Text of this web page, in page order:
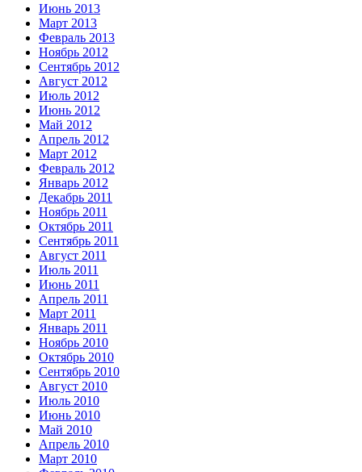
Июнь 2013
Март 2013
Февраль 2013
Ноябрь 2012
Сентябрь 2012
Август 2012
Июль 2012
Июнь 2012
Май 2012
Апрель 2012
Март 2012
Февраль 2012
Январь 2012
Декабрь 2011
Ноябрь 2011
Октябрь 2011
Сентябрь 2011
Август 2011
Июль 2011
Июнь 2011
Апрель 2011
Март 2011
Январь 2011
Ноябрь 2010
Октябрь 2010
Сентябрь 2010
Август 2010
Июль 2010
Июнь 2010
Май 2010
Апрель 2010
Март 2010